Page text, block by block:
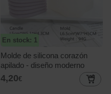
En stock: 1
Molde de silicona corazón
apilado - diseño moderno
4,20€